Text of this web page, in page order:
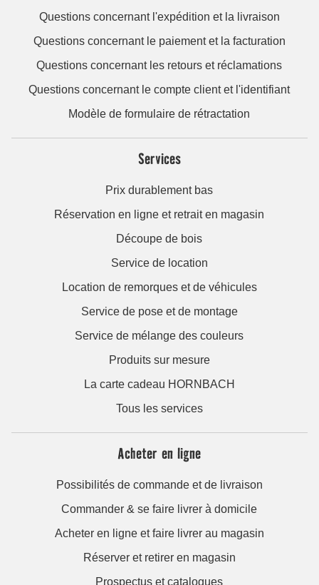
Questions concernant l'expédition et la livraison
Questions concernant le paiement et la facturation
Questions concernant les retours et réclamations
Questions concernant le compte client et l'identifiant
Modèle de formulaire de rétractation
Services
Prix durablement bas
Réservation en ligne et retrait en magasin
Découpe de bois
Service de location
Location de remorques et de véhicules
Service de pose et de montage
Service de mélange des couleurs
Produits sur mesure
La carte cadeau HORNBACH
Tous les services
Acheter en ligne
Possibilités de commande et de livraison
Commander & se faire livrer à domicile
Acheter en ligne et faire livrer au magasin
Réserver et retirer en magasin
Prospectus et catalogues